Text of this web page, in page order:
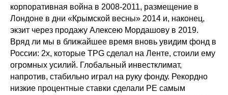
корпоративная война в 2008-2011, размещение в
Лондоне в дни «Крымской весны» 2014 и, наконец,
экзит через продажу Алексею Мордашову в 2019.
Вряд ли мы в ближайшее время вновь увидим фонд в
России: 2х, которые TPG сделал на Ленте, стоили ему
огромных усилий. Глобальный инвестклимат,
напротив, стабильно играл на руку фонду. Рекордно
низкие процентные ставки сделали PE самым